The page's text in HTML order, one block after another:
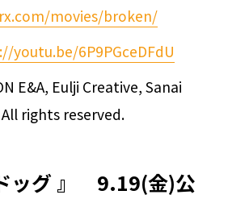
movies/broken/
youtu.be/6P9PGceDFdU
E&A, Eulji Creative, Sanai
rights reserved.
ッグ 』 9.19(金)公